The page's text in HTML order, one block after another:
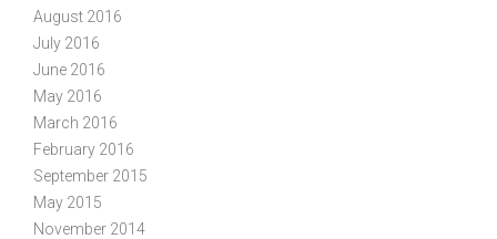
August 2016
July 2016
June 2016
May 2016
March 2016
February 2016
September 2015
May 2015
November 2014